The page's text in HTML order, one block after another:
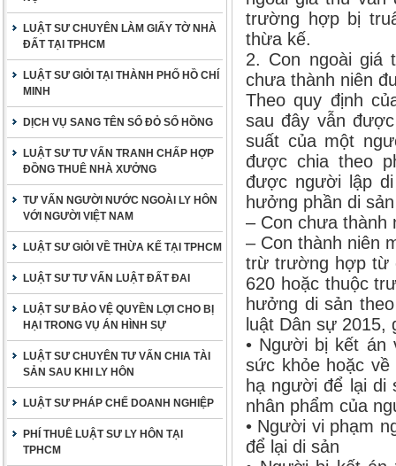
LUẬT SƯ CHUYÊN LÀM GIẤY TỜ NHÀ
ĐẤT TẠI TPHCM
LUẬT SƯ GIỎI TẠI THÀNH PHỐ HỒ CHÍ
MINH
DỊCH VỤ SANG TÊN SỔ ĐỎ SỔ HỒNG
LUẬT SƯ TƯ VẤN TRANH CHẤP HỢP
ĐỒNG THUÊ NHÀ XƯỞNG
TƯ VẤN NGƯỜI NƯỚC NGOÀI LY HÔN
VỚI NGƯỜI VIỆT NAM
LUẬT SƯ GIỎI VỀ THỪA KẾ TẠI TPHCM
LUẬT SƯ TƯ VẤN LUẬT ĐẤT ĐAI
LUẬT SƯ BẢO VỆ QUYỀN LỢI CHO BỊ
HẠI TRONG VỤ ÁN HÌNH SỰ
LUẬT SƯ CHUYÊN TƯ VẤN CHIA TÀI
SẢN SAU KHI LY HÔN
LUẬT SƯ PHÁP CHẾ DOANH NGHIỆP
PHÍ THUÊ LUẬT SƯ LY HÔN TẠI
TPHCM
trường hợp bị
thừa kế.
2. Con ngoài giá
chưa thành niên
Theo quy định
sau đây vẫn
suất của một
được chia theo
được người lập
hưởng phần di
– Con chưa thành
– Con thành niên
trừ trường hợp từ
620 hoặc thuộc
hưởng di sản
luật Dân sự 2015,
• Người bị kết án
sức khỏe hoặc
hạ người để lại di
nhân phẩm của
• Người vi phạm
để lại di sản